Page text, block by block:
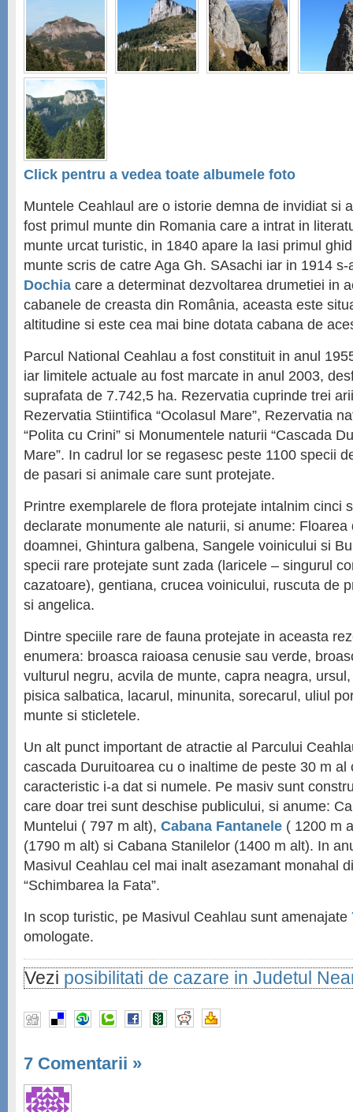
Click pentru a vedea toate albumele foto
Muntele Ceahlaul are o istorie demna de invidiat si
fost primul munte din Romania care a intrat in
munte urcat turistic, in 1840 apare la Iasi primul
munte scris de catre Aga Gh. SAsachi iar in 1914
Dochia care a determinat dezvoltarea drumetiei in
cabanele de creasta din România, aceasta este
altitudine si este cea mai bine dotata cabana de
Parcul National Ceahlau a fost constituit in anul
iar limitele actuale au fost marcate in anul 2003,
suprafata de 7.742,5 ha. Rezervatia cuprinde trei
Rezervatia Stiintifica “Ocolasul Mare”, Rezervatia
“Polita cu Crini” si Monumentele naturii “Cascada
Mare”. In cadrul lor se regasesc peste 1100 specii
de pasari si animale care sunt protejate.
Printre exemplarele de flora protejate intalnim cinci
declarate monumente ale naturii, si anume: Floarea
doamnei, Ghintura galbena, Sangele voinicului si
specii rare protejate sunt zada (laricele – singurul
cazatoare), gentiana, crucea voinicului, ruscuta de
si angelica.
Dintre speciile rare de fauna protejate in aceasta
enumera: broasca raioasa cenusie sau verde,
vulturul negru, acvila de munte, capra neagra,
pisica salbatica, lacarul, minunita, sorecarul, uliul
munte si sticletele.
Un alt punct important de atractie al Parcului
cascada Duruitoarea cu o inaltime de peste 30 m al
caracteristic i-a dat si numele. Pe masiv sunt
care doar trei sunt deschise publicului, si anume:
Muntelui ( 797 m alt), Cabana Fantanele ( 1200 m
(1790 m alt) si Cabana Stanilelor (1400 m alt). In
Masivul Ceahlau cel mai inalt asezamant monahal
“Schimbarea la Fata”.
In scop turistic, pe Masivul Ceahlau sunt amenajate
omologate.
Vezi posibilitati de cazare in Judetul
7 Comentarii »